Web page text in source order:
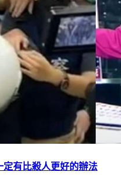
有比殺人更好的辦法